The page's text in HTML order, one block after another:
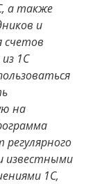
а также
и
счетов
1С
на
регулярного
известными
1С,